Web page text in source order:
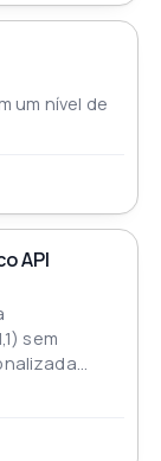
um nível de
API
sem